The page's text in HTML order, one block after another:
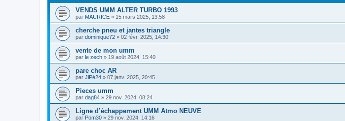
VENDS UMM ALTER TURBO 1993
par MAURICE » 15 mars 2025, 13:58
cherche pneu et jantes triangle
par dominique72 » 02 févr. 2025, 14:30
vente de mon umm
par le zech » 19 août 2024, 15:40
pare choc AR
par JiPé24 » 07 janv. 2025, 20:45
Pieces umm
par dag84 » 29 nov. 2024, 08:24
Ligne d’échappement UMM Atmo NEUVE
par Pom30 » 29 nov. 2024, 14:16